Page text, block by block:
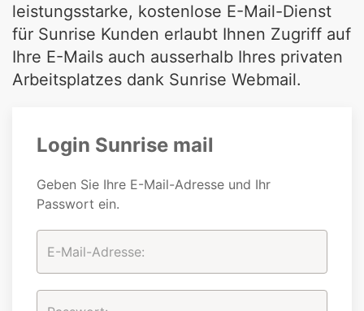
leistungsstarke, kostenlose E-Mail-Dienst
für Sunrise Kunden erlaubt Ihnen Zugriff auf
Ihre E-Mails auch ausserhalb Ihres privaten
Arbeitsplatzes dank Sunrise Webmail.
Login Sunrise mail
Geben Sie Ihre E-Mail-Adresse und Ihr
Passwort ein.